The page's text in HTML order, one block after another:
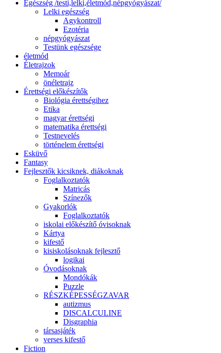
Egészség /testi,lelki,életmód,népgyógyászat/
Lelki egészség
Agykontroll
Ezotéria
népgyógyászat
Testünk egészsége
életmód
Életrajzok
Memoár
önéletrajz
Érettségi előkészítők
Biológia érettségihez
Etika
magyar érettségi
matematika érettségi
Testnevelés
történelem érettségi
Esküvő
Fantasy
Fejlesztők kicsiknek, diákoknak
Foglalkoztatók
Matricás
Színezők
Gyakorlók
Foglalkoztatók
iskolai előkészítő óvisoknak
Kártya
kifestő
kisiskolásoknak fejlesztő
logikai
Óvodásoknak
Mondókák
Puzzle
RÉSZKÉPESSÉGZAVAR
autizmus
DISCALCULINE
Disgraphia
társasjáték
verses kifestő
Fiction